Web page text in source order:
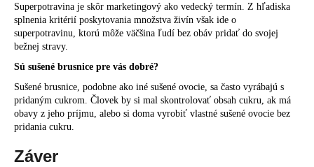
Superpotravina je skôr marketingový ako vedecký termín. Z hľadiska
splnenia kritérií poskytovania množstva živín však ide o
superpotravinu, ktorú môže väčšina ľudí bez obáv pridať do svojej
bežnej stravy.
Sú sušené brusnice pre vás dobré?
Sušené brusnice, podobne ako iné sušené ovocie, sa často vyrábajú s
pridaným cukrom. Človek by si mal skontrolovať obsah cukru, ak má
obavy z jeho príjmu, alebo si doma vyrobiť vlastné sušené ovocie bez
pridania cukru.
Záver